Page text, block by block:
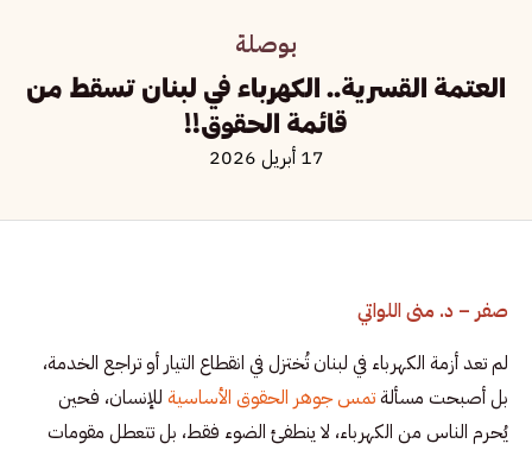
بوصلة
العتمة القسرية.. الكهرباء في لبنان تسقط من
قائمة الحقوق!!
17 أبريل 2026
صفر – د. منى اللواتي
لم تعد أزمة الكهرباء في لبنان تُختزل في انقطاع التيار أو تراجع الخدمة،
بل أصبحت مسألة تمس جوهر الحقوق الأساسية للإنسان، فحين
يُحرم الناس من الكهرباء، لا ينطفئ الضوء فقط، بل تتعطل مقومات